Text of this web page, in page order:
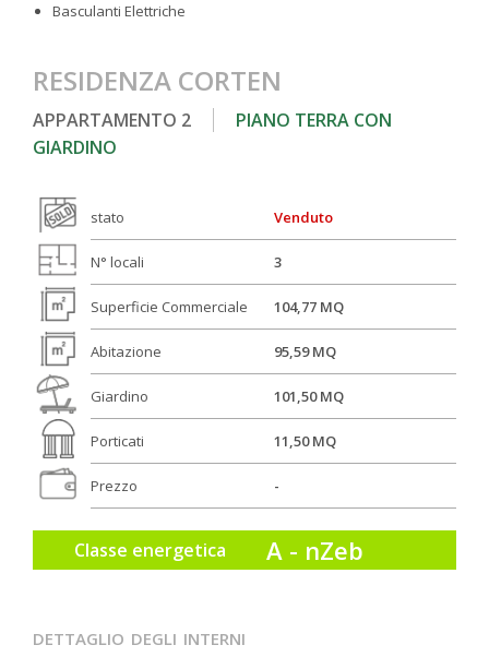
Basculanti Elettriche
RESIDENZA CORTEN
APPARTAMENTO 2
PIANO TERRA CON
GIARDINO
stato Venduto
N° locali 3
Superficie Commerciale 104,77 MQ
Abitazione 95,59 MQ
Giardino 101,50 MQ
Porticati 11,50 MQ
Prezzo -
Classe energetica A - nZeb
dettaglio degli interni